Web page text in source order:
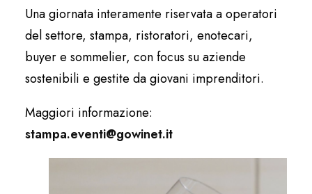
Una giornata interamente riservata a operatori
del settore, stampa, ristoratori, enotecari,
buyer e sommelier, con focus su aziende
sostenibili e gestite da giovani imprenditori.
Maggiori informazione:
stampa.eventi@gowinet.it